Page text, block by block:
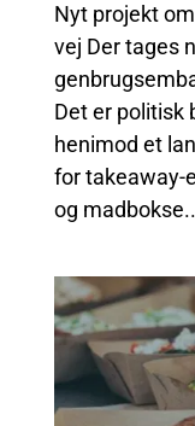
Nyt projekt
vej Der tages
Det er politisk
henimod et
for takeaway-
og